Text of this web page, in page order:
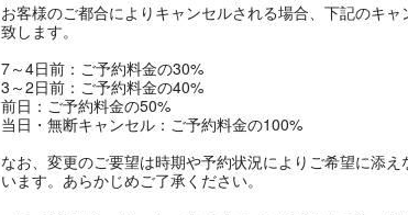
お客様のご都合によりキャンセルされる場合、下記のキャ
致します。
7～4日前：ご予約料金の30%
3～2日前：ご予約料金の40%
前日：ご予約料金の50%
当日・無断キャンセル：ご予約料金の100%
なお、変更のご要望は時期や予約状況によりご希望に添え
います。あらかじめご了承ください。